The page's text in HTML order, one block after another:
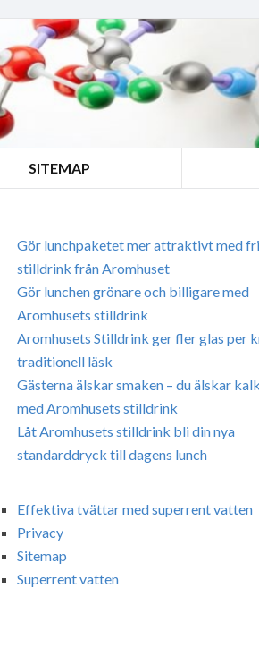
SITEMAP
Gör lunchpaketet mer attraktivt med fri
stilldrink från Aromhuset
Gör lunchen grönare och billigare med
Aromhusets stilldrink
Aromhusets Stilldrink ger fler glas per
traditionell läsk
Gästerna älskar smaken – du älskar
med Aromhusets stilldrink
Låt Aromhusets stilldrink bli din nya
standarddryck till dagens lunch
Effektiva tvättar med superrent vatten
Privacy
Sitemap
Superrent vatten